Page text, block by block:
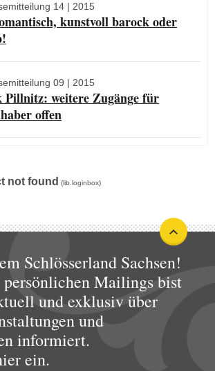
14 | 2015
kunstvoll barock oder
09 | 2015
Pillnitz: weitere Zugänge für
offen
not found (lib.loginbox)
Schlösserland Sachsen!
persönlichen Mailings bist
und exklusiv über
und
informiert.
ein.